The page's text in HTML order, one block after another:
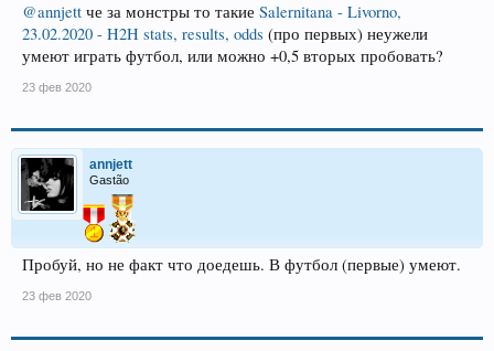
@annjett че за монстры то такие Salernitana - Livorno,
23.02.2020 - H2H stats, results, odds (про первых) неужели
умеют играть футбол, или можно +0,5 вторых пробовать?
23 фев 2020
annjett
Gastão
Пробуй, но не факт что доедешь. В футбол (первые) умеют.
23 фев 2020